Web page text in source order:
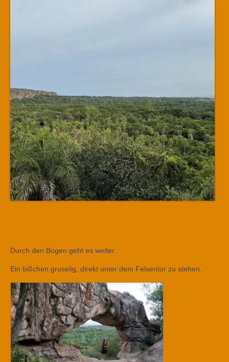
Durch den Bogen geht es weiter.
Ein bißchen gruselig, direkt unter dem Felsentor zu stehen.